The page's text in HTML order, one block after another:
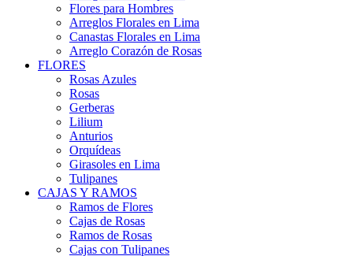
Flores para Hombres
Arreglos Florales en Lima
Canastas Florales en Lima
Arreglo Corazón de Rosas
FLORES
Rosas Azules
Rosas
Gerberas
Lilium
Anturios
Orquídeas
Girasoles en Lima
Tulipanes
CAJAS Y RAMOS
Ramos de Flores
Cajas de Rosas
Ramos de Rosas
Cajas con Tulipanes